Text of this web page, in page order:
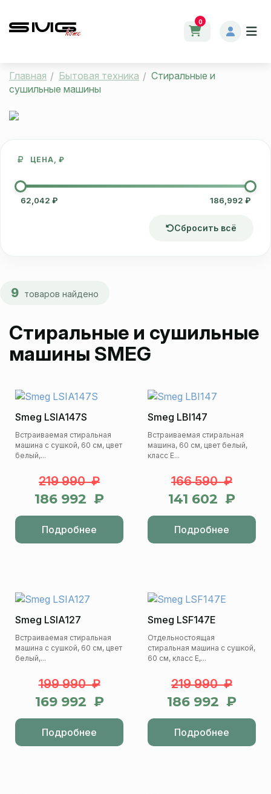
0
Главная Бытовая техника
Стиральные и
сушильные машины
ЦЕНА, ₽
62,042 ₽ 186,992 ₽
Сбросить всё
9 товаров найдено
Стиральные и сушильные
машины SMEG
Smeg LSIA147S
Встраиваемая стиральная
машина с сушкой, 60 см, цвет
белый,...
219 990 ₽
186 992 ₽
Подробнее
Smeg LBI147
Встраиваемая стиральная
машина, 60 см, цвет белый,
класс E...
166 590 ₽
141 602 ₽
Подробнее
Smeg LSIA127
Встраиваемая стиральная
машина с сушкой, 60 см, цвет
белый,...
199 990 ₽
169 992 ₽
Подробнее
Smeg LSF147E
Отдельностоящая
стиральная машина с сушкой,
60 см, класс E,...
219 990 ₽
186 992 ₽
Подробнее